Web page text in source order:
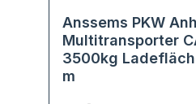
Anssems PKW
Multitransporter
3500kg
m